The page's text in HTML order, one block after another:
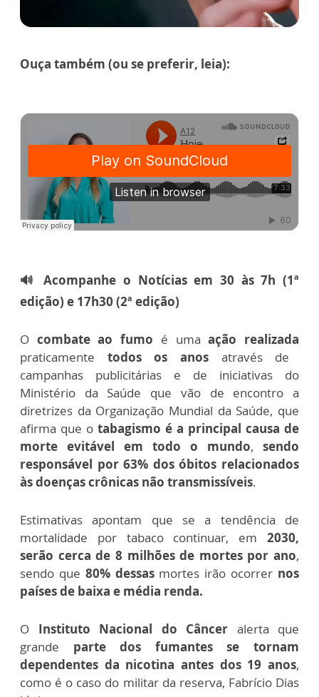
Ouça também (ou se preferir, leia):
🔊 Acompanhe o Notícias em 30 às 7h (1ª
edição) e 17h30 (2ª edição)
O combate ao fumo é umaação realizada
praticamente todos os anos através de
campanhas publicitárias e de iniciativas do
Ministério da Saúde que vão de encontro a
diretrizes da Organização Mundial da Saúde, que
afirma que o tabagismo é a principal causa de
morte evitável em todo o mundo, sendo
responsável por 63% dos óbitos relacionados
às doenças crônicas não transmissíveis.
Estimativas apontam que se a tendência de
mortalidade por tabaco continuar, em 2030,
serão cerca de 8 milhões de mortes por ano,
sendo que 80% dessasmortes irão ocorrer nos
países de baixa e média renda.
O Instituto Nacional do Câncer alerta que
grande parte dos fumantes se tornam
dependentes da nicotina antes dos 19 anos,
como é o caso do militar da reserva, Fabrício Dias